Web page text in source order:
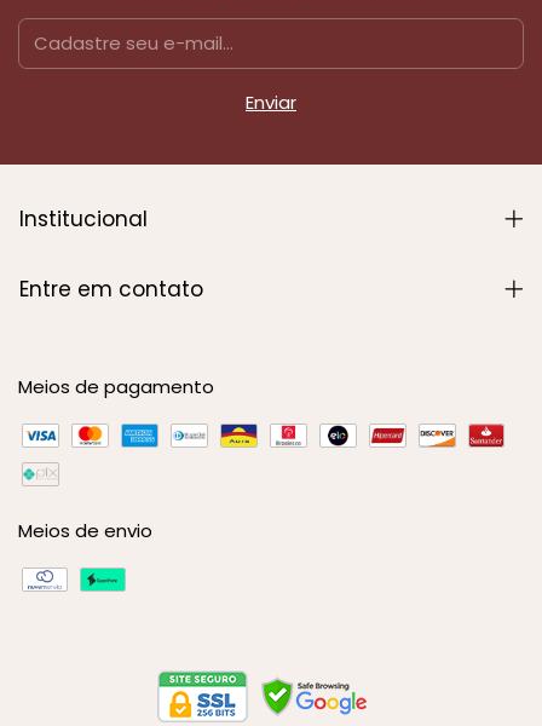
Institucional
Entre em contato
Meios de pagamento
Meios de envio